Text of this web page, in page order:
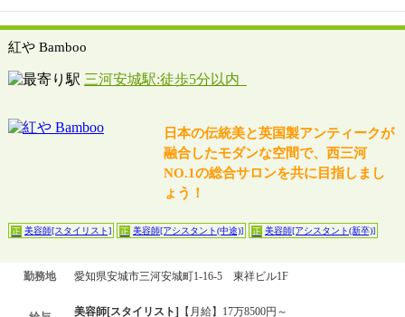
紅や Bamboo
三河安城駅:徒歩5分以内
日本の伝統美と英国製アンティークが
融合したモダンな空間で、西三河
NO.1の総合サロンを共に目指しまし
ょう！
正 美容師[スタイリスト] 正 美容師[アシスタント(中途)] 正 美容師[アシスタント(新卒)]
勤務地 愛知県安城市三河安城町1-16-5 東祥ビル1F
美容師[スタイリスト] 【月給】17万8500円～